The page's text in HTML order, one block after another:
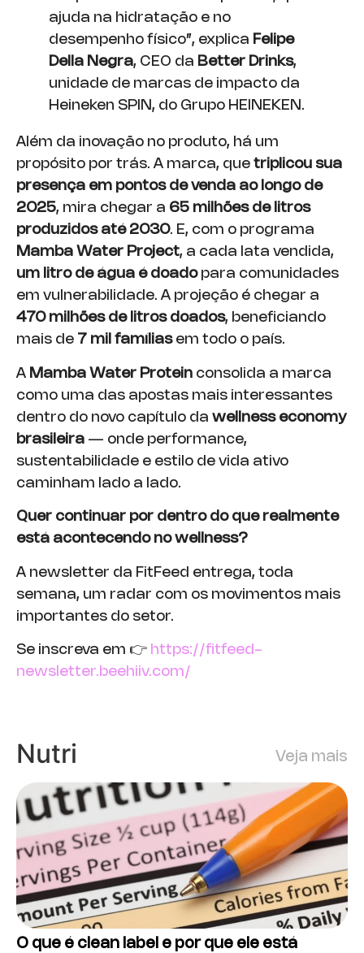
ajuda na hidratação e no
desempenho físico”, explica Felipe
Della Negra, CEO da Better Drinks,
unidade de marcas de impacto da
Heineken SPIN, do Grupo HEINEKEN.
Além da inovação no produto, há um
propósito por trás. A marca, que triplicou sua
presença em pontos de venda ao longo de
2025, mira chegar a 65 milhões de litros
produzidos até 2030. E, com o programa
Mamba Water Project, a cada lata vendida,
um litro de água é doadopara comunidades
em vulnerabilidade. A projeção é chegar a
470 milhões de litros doados, beneficiando
mais de 7 mil famíliasem todo o país.
A Mamba Water Protein consolida a marca
como uma das apostas mais interessantes
dentro do novo capítulo da wellness economy
brasileira — onde performance,
sustentabilidade e estilo de vida ativo
caminham lado a lado.
Quer continuar por dentro do que realmente
está acontecendo no wellness?
A newsletter da FitFeed entrega, toda
semana, um radar com os movimentos mais
importantes do setor.
Se inscreva em 👉 https://fitfeed-
newsletter.beehiiv.com/
Nutri Veja mais
O que é clean label e por que ele está